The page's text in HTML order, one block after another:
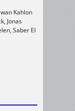
Kahlon
Jonas
Saber El